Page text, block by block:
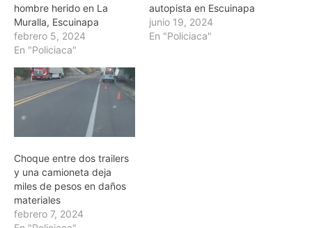
hombre herido en La
Muralla, Escuinapa
febrero 5, 2024
En "Policiaca"
autopista en Escuinapa
junio 19, 2024
En "Policiaca"
Choque entre dos trailers
y una camioneta deja
miles de pesos en daños
materiales
febrero 7, 2024